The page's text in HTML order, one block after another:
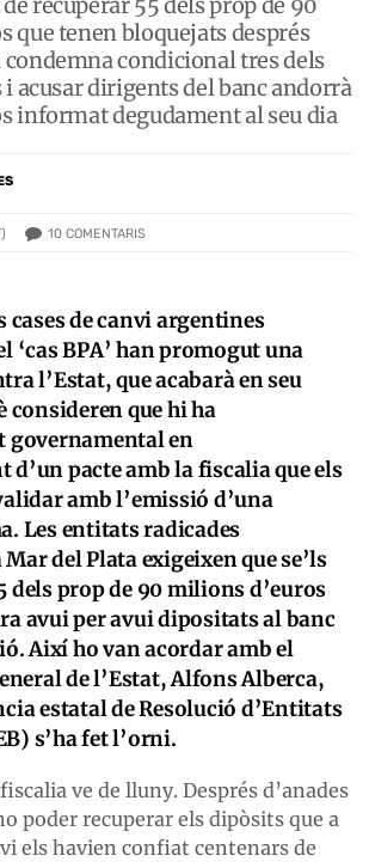
que tenen bloquejats després
condemna condicional tres dels
acusar dirigents del banc andorrà
informat degudament al seu dia
10 COMENTARIS
cases de canvi argentines
‘cas BPA’ han promogut una
l’Estat, que acabarà en seu
consideren que hi ha
governamental en
pacte amb la fiscalia que els
amb l’emissió d’una
Les entitats radicades
del Plata exigeixen que se’ls
dels prop de 90 milions d’euros
avui per avui dipositats al banc
Així ho van acordar amb el
de l’Estat, Alfons Alberca,
estatal de Resolució d’Entitats
s’ha fet l’orni.
ve de lluny. Després d’anades
poder recuperar els dipòsits que a
els havien confiat centenars de